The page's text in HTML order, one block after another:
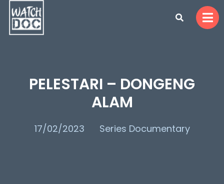
PELESTARI – DONGENG
ALAM
17/02/2023 Series Documentary